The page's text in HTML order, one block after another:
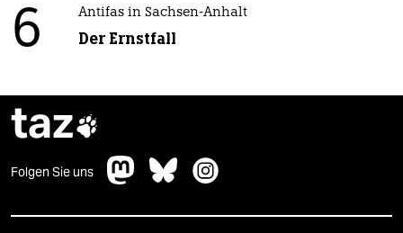
6 Antifas in Sachsen-Anhalt
Der Ernstfall
taz
Folgen Sie uns